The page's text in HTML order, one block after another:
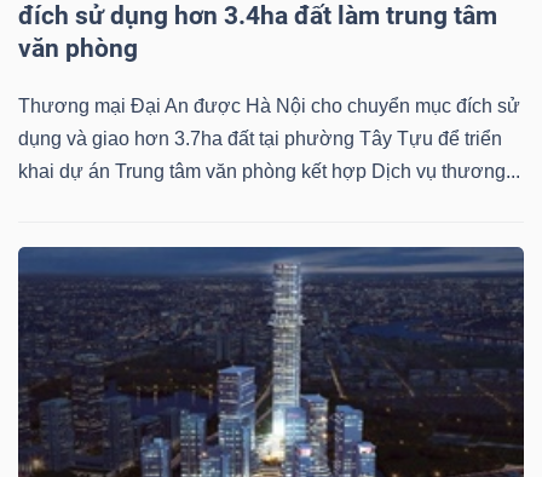
đích sử dụng hơn 3.4ha đất làm trung tâm
văn phòng
Thương mại Đại An được Hà Nội cho chuyển mục đích sử
dụng và giao hơn 3.7ha đất tại phường Tây Tựu để triển
khai dự án Trung tâm văn phòng kết hợp Dịch vụ thương...
Dữ
tài
chính